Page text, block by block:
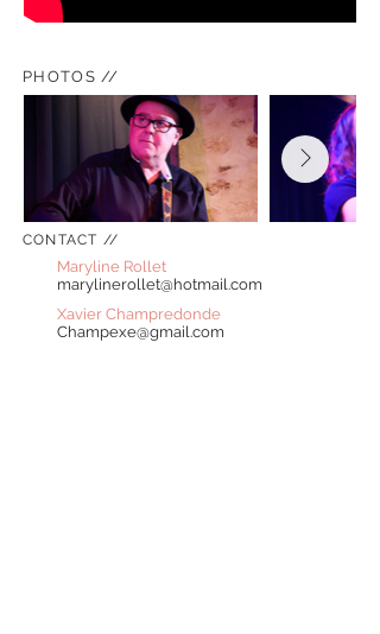
PHOTOS //
CONTACT //
Maryline Rollet
marylinerollet@hotmail.com
Xavier Champredonde
Champexe@gmail.com